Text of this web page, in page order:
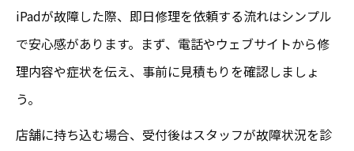
iPadが故障した際、即日修理を依頼する流れはシンプル
で安心感があります。まず、電話やウェブサイトから修
理内容や症状を伝え、事前に見積もりを確認しましょ
う。
店舗に持ち込む場合、受付後はスタッフが故障状況を診